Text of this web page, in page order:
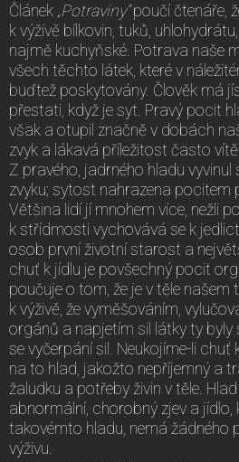
Článek „Potraviny“poučí čtenáře,
k výživě bílkovin, tuků,
najmě kuchyňské. Potrava naše
všech těchto látek, které v
buďtež poskytovány. Člověk má
přestati, když je syt. Pravý pocit
však a otupil značně v dobách
zvyk a lákavá příležitost často
Z pravého, jadrného hladu vyvinul
zvyku; sytost nahrazena pocitem
Většina lidí jí mnohem více, nežli
k střídmosti vychovává se k
osob první životní starost a
chuť k jídlu je povšechný pocit
poučuje o tom, že je v těle našem
k výživě, že vyměšováním,
orgánů a napjetím sil látky ty byly
se vyčerpání sil. Neukojíme-li chuť
na to hlad, jakožto nepříjemný a
žaludku a potřeby živin v těle.
abnormální, chorobný zjev a jídlo,
takovémto hladu, nemá žádného
výživu.